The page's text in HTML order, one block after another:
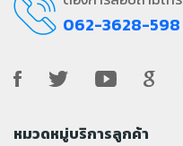
062-3628-598
หมวดหมู่บริการลูกค้า